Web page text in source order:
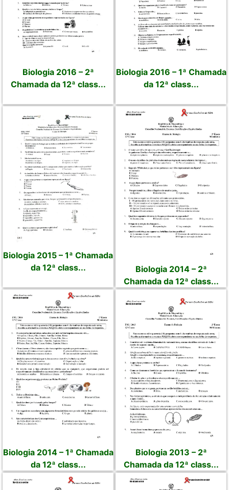
Biologia 2016 – 2ª
Chamada da 12ª class...
Biologia 2016 – 1ª Chamada
da 12ª class...
Biologia 2015 – 1ª Chamada
da 12ª class...
Biologia 2014 – 2ª
Chamada da 12ª class...
Biologia 2014 – 1ª Chamada
da 12ª class...
Biologia 2013 – 2ª
Chamada da 12ª class...